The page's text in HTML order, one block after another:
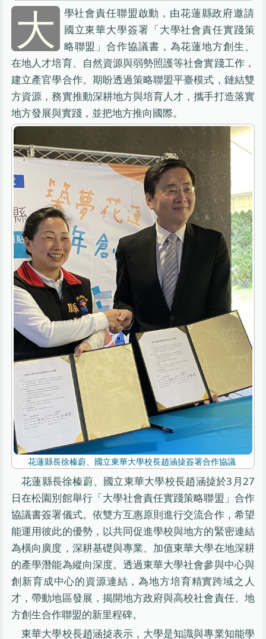
大
學社會責任聯盟啟動，由花蓮縣政府邀請
國立東華大學簽署「大學社會責任實踐策
略聯盟」合作協議書，為花蓮地方創生、
在地人才培育、自然資源與弱勢照護等社會實踐工作，
建立產官學合作。期盼透過策略聯盟平臺模式，鏈結雙
方資源，務實推動深耕地方與培育人才，攜手打造落實
地方發展與實踐，並把地方推向國際。
花蓮縣長徐榛蔚、國立東華大學校長趙涵㨗簽署合作協議
花蓮縣長徐榛蔚、國立東華大學校長趙涵㨗於3月27
日在松園別館舉行「大學社會責任實踐策略聯盟」合作
協議書簽署儀式。依雙方互惠原則進行交流合作，希望
能運用彼此的優勢，以共同促進學校與地方的緊密連結
為橫向廣度，深耕基礎與專業、加值東華大學在地深耕
的產學潛能為縱向深度。透過東華大學社會參與中心與
創新育成中心的資源連結，為地方培育精實跨域之人
才，帶動地區發展，揭開地方政府與高校社會責任、地
方創生合作聯盟的新里程碑。
東華大學校長趙涵㨗表示，大學是知識與專業知能學